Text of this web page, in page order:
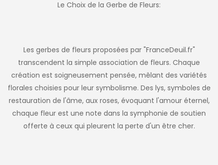
Le Choix de la Gerbe de Fleurs:
Les gerbes de fleurs proposées par "FranceDeuil.fr"
transcendent la simple association de fleurs. Chaque
création est soigneusement pensée, mêlant des variétés
florales choisies pour leur symbolisme. Des lys, symboles de
restauration de l'âme, aux roses, évoquant l'amour éternel,
chaque fleur est une note dans la symphonie de soutien
offerte à ceux qui pleurent la perte d'un être cher.